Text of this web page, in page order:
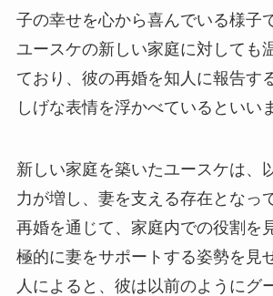
子の幸せを心から喜んでいる様子
ユースケの新しい家庭に対しても
ており、彼の再婚を知人に報告す
しげな表情を浮かべているといい
新しい家庭を築いたユースケは、
力が増し、妻を支える存在となっ
再婚を通じて、家庭内での役割を
極的に妻をサポートする姿勢を見
人によると、彼は以前のようにグ